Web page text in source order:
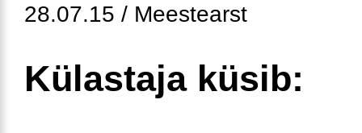
28.07.15 / Meestearst
Külastaja küsib: